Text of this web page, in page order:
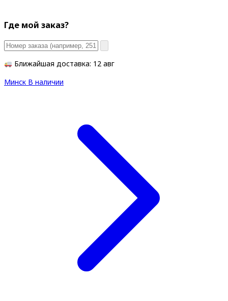
Где мой заказ?
Ближайшая доставка: 12 авг
Минск В наличии